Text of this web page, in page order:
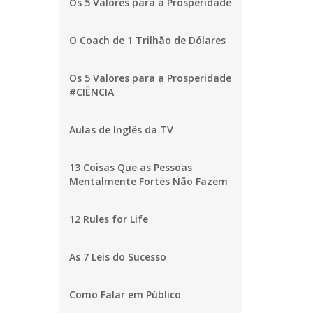
O Coach de 1 Trilhão de Dólares
Os 5 Valores para a Prosperidade
#CIÊNCIA
Aulas de Inglês da TV
13 Coisas Que as Pessoas
Mentalmente Fortes Não Fazem
12 Rules for Life
As 7 Leis do Sucesso
Como Falar em Público